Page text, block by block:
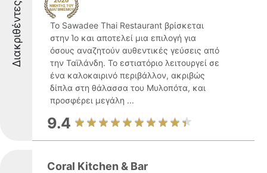
Διακριθέντες
Το Sawadee Thai Restaurant βρίσκεται
στην Ίο και αποτελεί μια επιλογή για
όσους αναζητούν αυθεντικές γεύσεις από
την Ταϊλάνδη. Το εστιατόριο λειτουργεί σε
ένα καλοκαιρινό περιβάλλον, ακριβώς
δίπλα στη θάλασσα του Μυλοπότα, και
προσφέρει μεγάλη ...
9.4
Coral Kitchen & Bar